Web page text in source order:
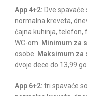
App 4+2: Dve
normalna kreveta,
čajna kuhinja, telefon,
WC-om. Minimum za
osobe. Maksimum za
dvoje dece do 13,99
App 6+2: tri spavaće